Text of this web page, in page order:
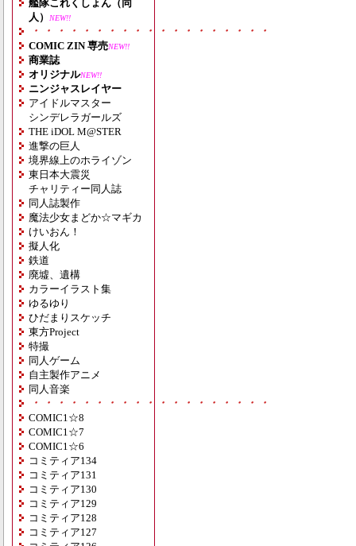
艦隊これくしょん（同
人）
NEW!!
・・・・・・・・・・・・・・・・・・・
COMIC ZIN 専売NEW!!
商業誌
オリジナルNEW!!
ニンジャスレイヤー
アイドルマスター
シンデレラガールズ
THE iDOL M@STER
進撃の巨人
境界線上のホライゾン
東日本大震災
チャリティー同人誌
同人誌製作
魔法少女まどか☆マギカ
けいおん！
擬人化
鉄道
廃墟、遺構
カラーイラスト集
ゆるゆり
ひだまりスケッチ
東方Project
特撮
同人ゲーム
自主製作アニメ
同人音楽
・・・・・・・・・・・・・・・・・・・
COMIC1☆8
COMIC1☆7
COMIC1☆6
コミティア134
コミティア131
コミティア130
コミティア129
コミティア128
コミティア127